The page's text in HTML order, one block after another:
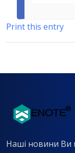
Print this entry
Наші новини Ви